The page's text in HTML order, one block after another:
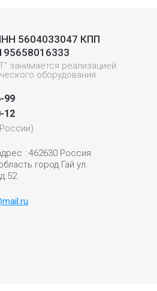
5604033047 КПП
занимается реализацией
оборудования.
99
12
: 462630 Россия
город Гай ул.